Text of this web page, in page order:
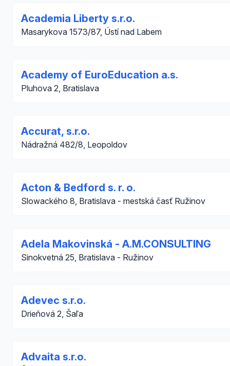
Academia Liberty s.r.o.
Masarykova 1573/87, Ústí nad Labem
Academy of EuroEducation a.s.
Pluhova 2, Bratislava
Accurat, s.r.o.
Nádražná 482/8, Leopoldov
Acton & Bedford s. r. o.
Slowackého 8, Bratislava - mestská časť Ružinov
Adela Makovinská - A.M.CONSULTING
Sinokvetná 25, Bratislava - Ružinov
Adevec s.r.o.
Drieňová 2, Šaľa
Advaita s.r.o.